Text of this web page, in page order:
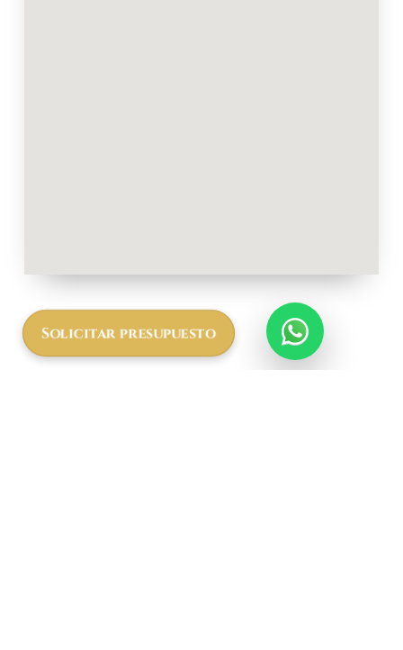
Solicitar presupuesto